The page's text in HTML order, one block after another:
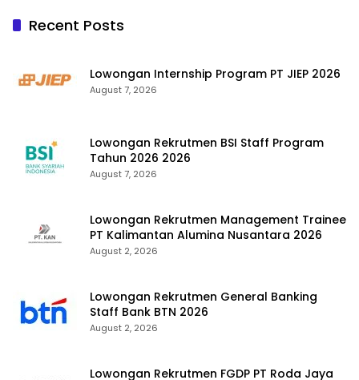
Recent Posts
Lowongan Internship Program PT JIEP 2026
August 7, 2026
Lowongan Rekrutmen BSI Staff Program
Tahun 2026 2026
August 7, 2026
Lowongan Rekrutmen Management Trainee
PT Kalimantan Alumina Nusantara 2026
August 2, 2026
Lowongan Rekrutmen General Banking
Staff Bank BTN 2026
August 2, 2026
Lowongan Rekrutmen FGDP PT Roda Jaya